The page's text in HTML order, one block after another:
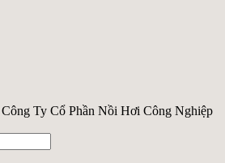
Ty Cổ Phần Nồi Hơi Công Nghiệp